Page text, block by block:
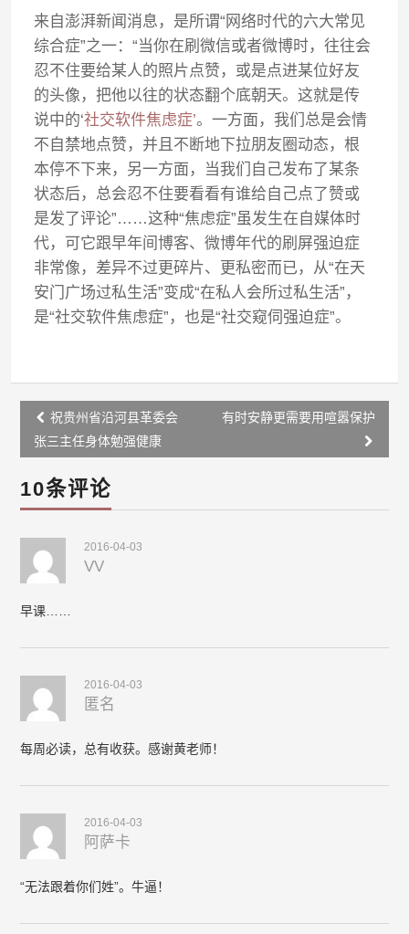
来自澎湃新闻消息，是所谓“网络时代的六大常见
综合症”之一：“当你在刷微信或者微博时，往往会
忍不住要给某人的照片点赞，或是点进某位好友
的头像，把他以往的状态翻个底朝天。这就是传
说中的‘社交软件焦虑症’。一方面，我们总是会情
不自禁地点赞，并且不断地下拉朋友圈动态，根
本停不下来，另一方面，当我们自己发布了某条
状态后，总会忍不住要看看有谁给自己点了赞或
是发了评论”……这种“焦虑症”虽发生在自媒体时
代，可它跟早年间博客、微博年代的刷屏强迫症
非常像，差异不过更碎片、更私密而已，从“在天
安门广场过私生活”变成“在私人会所过私生活”，
是“社交软件焦虑症”，也是“社交窥伺强迫症”。
Post
navigation
祝贵州省沿河县革委会
张三主任身体勉强健康
有时安静更需要用喧嚣保护
10条评论
2016-04-03
VV
早课……
2016-04-03
匿名
每周必读，总有收获。感谢黄老师！
2016-04-03
阿萨卡
“无法跟着你们姓”。牛逼！